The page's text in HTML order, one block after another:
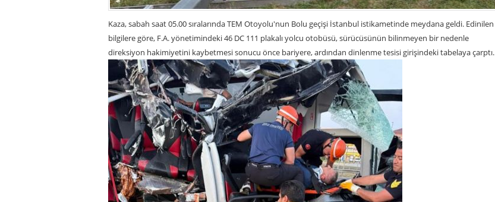
Kaza, sabah saat 05.00 sıralarında TEM Otoyolu'nun Bolu geçişi İstanbul istikametinde meydana geldi. Edinilen
bilgilere göre, F.A. yönetimindeki 46 DC 111 plakalı yolcu otobüsü, sürücüsünün bilinmeyen bir nedenle
direksiyon hakimiyetini kaybetmesi sonucu önce bariyere, ardından dinlenme tesisi girişindeki tabelaya çarptı.